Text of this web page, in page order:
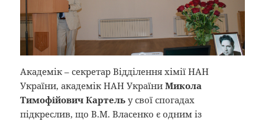
Академік – секретар Відділення хімії НАН
України, академік НАН УкраїниМикола
Тимофійович Картель у свої спогадах
підкреслив, що В.М. Власенко є одним із